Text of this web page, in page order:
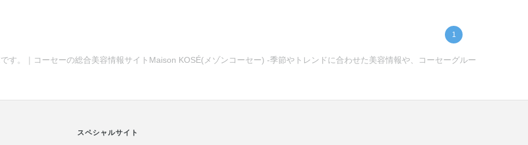
1
す。｜コーセーの総合美容情報サイトMaison KOSÉ(メゾンコーセー) -季節やトレンドに合わせた美容情報や、コーセーグルー
スペシャルサイト